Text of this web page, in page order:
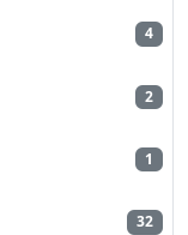
4
2
1
32